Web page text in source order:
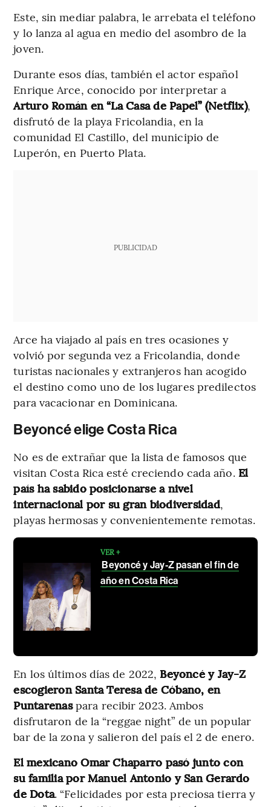
Este, sin mediar palabra, le arrebata el teléfono
y lo lanza al agua en medio del asombro de la
joven.
Durante esos días, también el actor español
Enrique Arce, conocido por interpretar a
Arturo Román en “La Casa de Papel” (Netflix),
disfrutó de la playa Fricolandia, en la
comunidad El Castillo, del municipio de
Luperón, en Puerto Plata.
PUBLICIDAD
Arce ha viajado al país en tres ocasiones y
volvió por segunda vez a Fricolandia, donde
turistas nacionales y extranjeros han acogido
el destino como uno de los lugares predilectos
para vacacionar en Dominicana.
Beyoncé elige Costa Rica
No es de extrañar que la lista de famosos que
visitan Costa Rica esté creciendo cada año. El
país ha sabido posicionarse a nivel
internacional por su gran biodiversidad,
playas hermosas y convenientemente remotas.
VER +
Beyoncé y Jay-Z pasan el fin de
año en Costa Rica
En los últimos días de 2022, Beyoncé y Jay-Z
escogieron Santa Teresa de Cóbano, en
Puntarenaspara recibir 2023. Ambos
disfrutaron de la “reggae night” de un popular
bar de la zona y salieron del país el 2 de enero.
El mexicano Omar Chaparro pasó junto con
su familia por Manuel Antonio y San Gerardo
de Dota. “Felicidades por esta preciosa tierra y